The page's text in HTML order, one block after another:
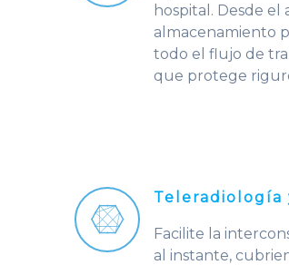
hospital. Desde
almacenamiento
todo el flujo de
que protege
Teleradiología
Facilite la
al instante,